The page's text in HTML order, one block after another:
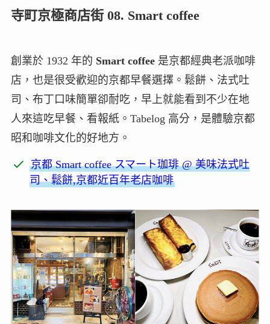
寺町京極商店街 08. Smart coffee
創業於 1932 年的 Smart coffee是京都經典老派咖啡
店，也是很受歡迎的京都早餐選擇。鬆餅、法式吐
司、布丁口味簡單卻耐吃，早上就能看到不少在地
人來這吃早餐、看報紙。Tabelog 高分，是體驗京都
昭和咖啡文化的好地方。
京都 Smart coffee スマート珈琲 @ 美味法式吐
司、鬆餅,京都近百年老店咖啡